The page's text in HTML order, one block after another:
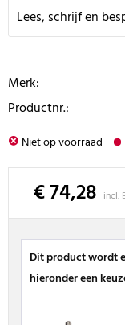
Lees, schrijf en
Merk:
Productnr.:
Niet op voorraad
€ 74,28 incl.
Dit product wordt
hieronder een